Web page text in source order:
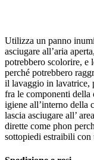
Utilizza un panno
asciugare all’aria
potrebbero scolorire, e
perché potrebbero
il lavaggio in lavatrice,
fra le componenti della
igiene all’interno della
lascia asciugare all’
dirette come phon
sottopiedi estraibili con